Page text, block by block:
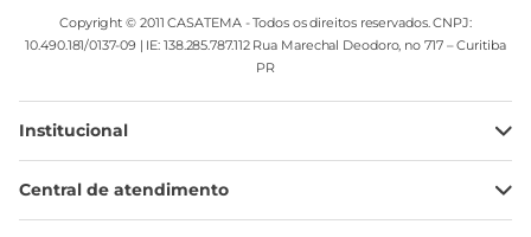
Copyright © 2011 CASATEMA - Todos os direitos reservados. CNPJ:
10.490.181/0137-09 | IE: 138.285.787.112 Rua Marechal Deodoro, no 717 – Curitiba
PR
Institucional
Minha Conta
Meus pedidos
Central de atendimento
Ajuda